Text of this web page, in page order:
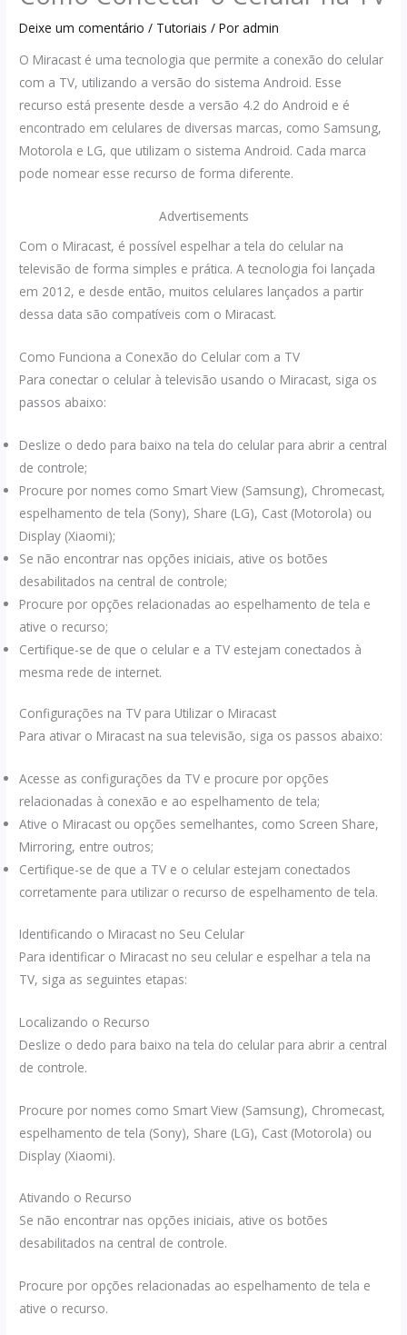
Deixe um comentário / Tutoriais / Poradmin
O Miracast é uma tecnologia que permite a conexão do celular
com a TV, utilizando a versão do sistema Android. Esse
recurso está presente desde a versão 4.2 do Android e é
encontrado em celulares de diversas marcas, como Samsung,
Motorola e LG, que utilizam o sistema Android. Cada marca
pode nomear esse recurso de forma diferente.
Advertisements
Com o Miracast, é possível espelhar a tela do celular na
televisão de forma simples e prática. A tecnologia foi lançada
em 2012, e desde então, muitos celulares lançados a partir
dessa data são compatíveis com o Miracast.
Como Funciona a Conexão do Celular com a TV
Para conectar o celular à televisão usando o Miracast, siga os
passos abaixo:
Deslize o dedo para baixo na tela do celular para abrir a central
de controle;
Procure por nomes como Smart View (Samsung), Chromecast,
espelhamento de tela (Sony), Share (LG), Cast (Motorola) ou
Display (Xiaomi);
Se não encontrar nas opções iniciais, ative os botões
desabilitados na central de controle;
Procure por opções relacionadas ao espelhamento de tela e
ative o recurso;
Certifique-se de que o celular e a TV estejam conectados à
mesma rede de internet.
Configurações na TV para Utilizar o Miracast
Para ativar o Miracast na sua televisão, siga os passos abaixo:
Acesse as configurações da TV e procure por opções
relacionadas à conexão e ao espelhamento de tela;
Ative o Miracast ou opções semelhantes, como Screen Share,
Mirroring, entre outros;
Certifique-se de que a TV e o celular estejam conectados
corretamente para utilizar o recurso de espelhamento de tela.
Identificando o Miracast no Seu Celular
Para identificar o Miracast no seu celular e espelhar a tela na
TV, siga as seguintes etapas:
Localizando o Recurso
Deslize o dedo para baixo na tela do celular para abrir a central
de controle.
Procure por nomes como Smart View (Samsung), Chromecast,
espelhamento de tela (Sony), Share (LG), Cast (Motorola) ou
Display (Xiaomi).
Ativando o Recurso
Se não encontrar nas opções iniciais, ative os botões
desabilitados na central de controle.
Procure por opções relacionadas ao espelhamento de tela e
ative o recurso.